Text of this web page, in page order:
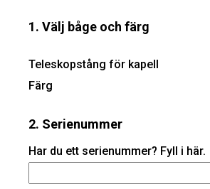
1. Välj båge och färg
Teleskopstång för kapell
Färg
2. Serienummer
Har du ett serienummer? Fyll i här.